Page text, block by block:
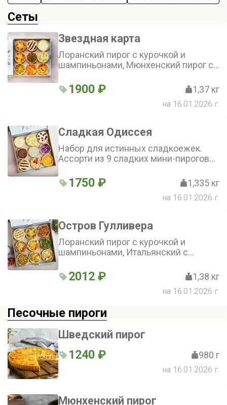
Сеты
Звездная карта
Лоранский пирог с курочкой и
шампиньонами, Мюнхенский пирог с
зеленым лучком, Белорусский пирог
с картошечкой и грибами,
Норвежский киш с красной рыбой и
Греческий с творожным сыром и
шпинатом, Датский пай с натуральной
вишней, Французский пирог с грушей
и сыром дорблю, Польский пирог с
маком и творожным сыром
1900 ₽ 1,37 кг
на 16.01.2026 г.
Сладкая Одиссея
Набор для истинных сладкоежек.
Ассорти из 9 сладких мини-пирогов
входят: Французский, Лондонский,
Польский, Английский, Датский,
Румынский, Чикагский, Финский,
1750 ₽ 1,335 кг
на 16.01.2026 г.
Остров Гулливера
Лоранский пирог с курочкой и
шампиньонами, Итальянский с
пирог с картошечкой и грудинкой,
Мюнхенский пирог с колбасками,
картофелем, оливками и зеленым
томатами и шампиньонами,
Сибирский пирог с красной рыбой и
рисом, Мексиканский пирог с
мясным фаршем, фасолью, кукурузой
и перчиком чили, Амстердамский
Брюссельский киш с брокколи,
2012 ₽ 1,38 кг
на 16.01.2026 г.
Песoчные пироги
Шведский пирог
1240 ₽ 980 г
на 16.01.2026 г.
Мюнхенский пирог